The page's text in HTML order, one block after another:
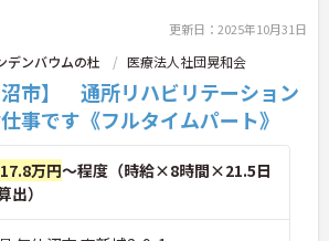
更新日：2025年10月31日
デンバウムの杜 医療法人社団晃和会
沼市】 通所リハビリテーション
事です《フルタイムパート》
17.8万円～程度（時給×8時間×21.5日
出）